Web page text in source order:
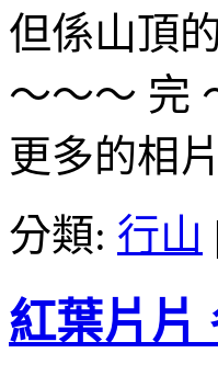
但係山頂
～～～ 完
更多的相
分類: 行山 |
紅葉片片